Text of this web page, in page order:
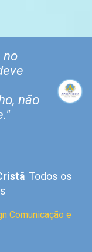
no
não
Todos os
Comunicação e